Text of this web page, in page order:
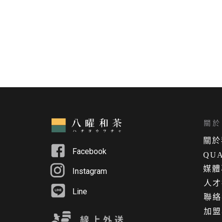
Facebook
人
Instagram
關
關 於
媒
Line
聯
加